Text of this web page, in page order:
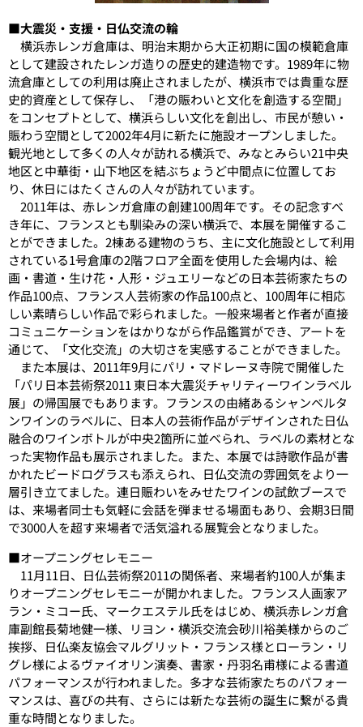
■大震災・支援・日仏交流の輪
横浜赤レンガ倉庫は、明治末期から大正初期に国の模範倉庫
として建設されたレンガ造りの歴史的建造物です。1989年に物
流倉庫としての利用は廃止されましたが、横浜市では貴重な歴
史的資産として保存し、「港の賑わいと文化を創造する空間」
をコンセプトとして、横浜らしい文化を創出し、市民が憩い・
賑わう空間として2002年4月に新たに施設オープンしました。
観光地として多くの人々が訪れる横浜で、みなとみらい21中央
地区と中華街・山下地区を結ぶちょうど中間点に位置してお
り、休日にはたくさんの人々が訪れています。
2011年は、赤レンガ倉庫の創建100周年です。その記念すべ
き年に、フランスとも馴染みの深い横浜で、本展を開催するこ
とができました。2棟ある建物のうち、主に文化施設として利用
されている1号倉庫の2階フロア全面を使用した会場内は、絵
画・書道・生け花・人形・ジュエリーなどの日本芸術家たちの
作品100点、フランス人芸術家の作品100点と、100周年に相応
しい素晴らしい作品で彩られました。一般来場者と作者が直接
コミュニケーションをはかりながら作品鑑賞ができ、アートを
通じて、「文化交流」の大切さを実感することができました。
また本展は、2011年9月にパリ・マドレーヌ寺院で開催した
「パリ日本芸術祭2011 東日本大震災チャリティーワインラベル
展」の帰国展でもあります。フランスの由緒あるシャンベルタ
ンワインのラベルに、日本人の芸術作品がデザインされた日仏
融合のワインボトルが中央2箇所に並べられ、ラベルの素材とな
った実物作品も展示されました。また、本展では詩歌作品が書
かれたビードログラスも添えられ、日仏交流の雰囲気をより一
層引き立てました。連日賑わいをみせたワインの試飲ブースで
は、来場者同士も気軽に会話を弾ませる場面もあり、会期3日間
で3000人を超す来場者で活気溢れる展覧会となりました。
■オープニングセレモニー
11月11日、日仏芸術祭2011の関係者、来場者約100人が集ま
りオープニングセレモニーが開かれました。フランス人画家ア
ラン・ミコー氏、マークエステル氏をはじめ、横浜赤レンガ倉
庫副館長菊地健一様、リヨン・横浜交流会砂川裕美様からのご
挨拶、日仏楽友協会マルグリット・フランス様とローラン・リ
グレ様によるヴァイオリン演奏、書家・丹羽名甫様による書道
パフォーマンスが行われました。多才な芸術家たちのパフォー
マンスは、喜びの共有、さらには新たな芸術の誕生に繋がる貴
重な時間となりました。